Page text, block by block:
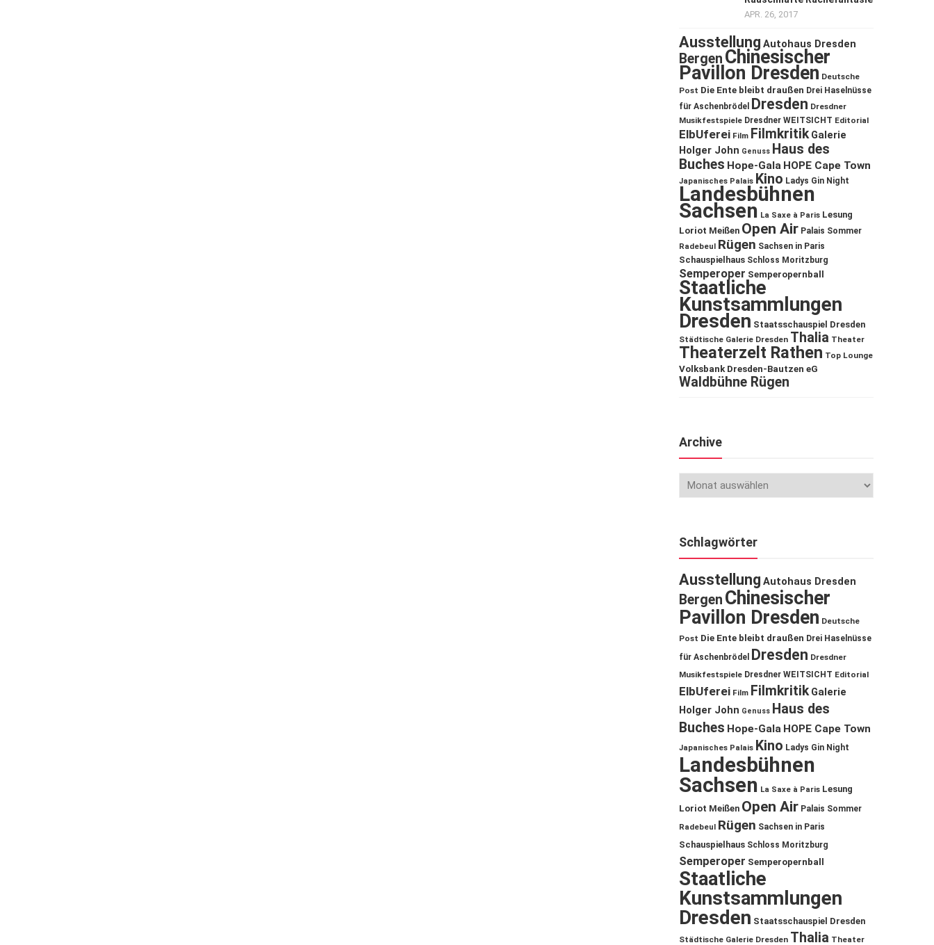
APR. 26, 2017
Ausstellung Autohaus Dresden
Bergen Chinesischer
Pavillon Dresden Deutsche
Post Die Ente bleibt draußen Drei Haselnüsse
für Aschenbrödel
Dresden Dresdner
Musikfestspiele Dresdner WEITSICHT Editorial
ElbUferei Film Filmkritik Galerie
Holger John Genuss Haus des
Buches Hope-Gala HOPE Cape Town
Japanisches Palais Kino Ladys Gin Night
Landesbühnen
Sachsen La Saxe à Paris Lesung
Loriot Meißen Open Air Palais Sommer
Radebeul Rügen Sachsen in Paris
Schauspielhaus Schloss Moritzburg
Semperoper Semperopernball
Staatliche
Kunstsammlungen
Dresden Staatsschauspiel Dresden
Städtische Galerie Dresden Thalia Theater
Theaterzelt Rathen Top Lounge
Volksbank Dresden-Bautzen eG
Waldbühne Rügen
Archive
Schlagwörter
Ausstellung Autohaus Dresden
Bergen Chinesischer
Pavillon Dresden Deutsche
Post Die Ente bleibt draußen Drei Haselnüsse
für Aschenbrödel
Dresden Dresdner
Musikfestspiele Dresdner WEITSICHT Editorial
ElbUferei Film Filmkritik Galerie
Holger John Genuss Haus des
Buches Hope-Gala HOPE Cape Town
Japanisches Palais Kino Ladys Gin Night
Landesbühnen
Sachsen La Saxe à Paris Lesung
Loriot Meißen Open Air Palais Sommer
Radebeul Rügen Sachsen in Paris
Schauspielhaus Schloss Moritzburg
Semperoper Semperopernball
Staatliche
Kunstsammlungen
Dresden Staatsschauspiel Dresden
Städtische Galerie Dresden Thalia Theater